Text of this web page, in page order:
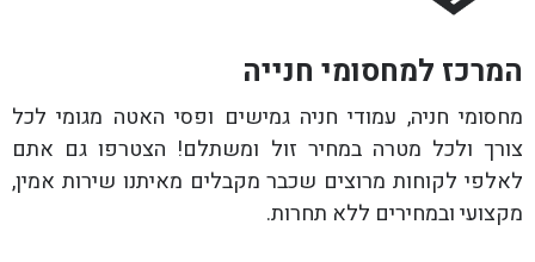
המרכז למחסומי חנייה
מחסומי חניה, עמודי חניה גמישים ופסי האטה מגומי לכל
צורך ולכל מטרה במחיר זול ומשתלם! הצטרפו גם אתם
לאלפי לקוחות מרוצים שכבר מקבלים מאיתנו שירות אמין,
מקצועי ובמחירים ללא תחרות.